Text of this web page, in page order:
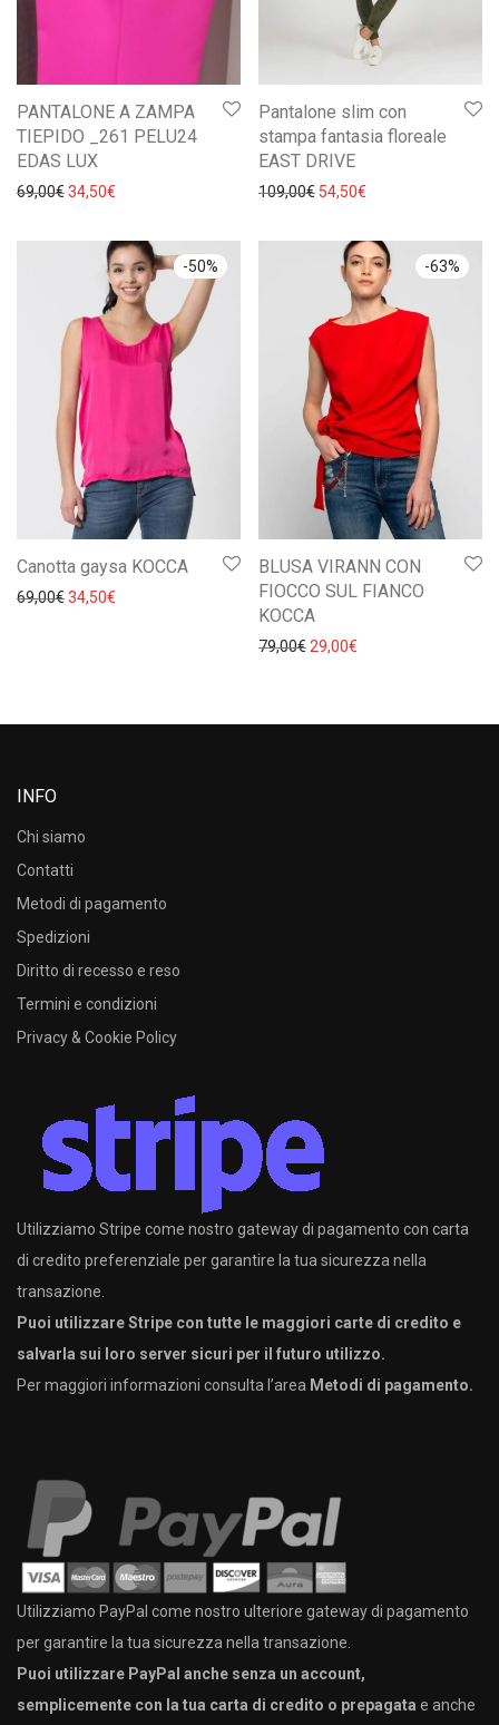
PANTALONE A ZAMPA
TIEPIDO _261 PELU24
EDAS LUX
69,00€Il prezzo originale era: 69,00€.
34,50€ Il prezzo attuale è: 34,50€.
Pantalone slim con
stampa fantasia floreale
EAST DRIVE
109,00€ Il prezzo originale era:
54,50€
-50%
Canotta gaysa KOCCA
69,00€Il prezzo originale era: 69,00€.
34,50€ Il prezzo attuale è: 34,50€.
-63%
BLUSA VIRANN CON
FIOCCO SUL FIANCO
KOCCA
79,00€ Il prezzo originale era:
29,00€
INFO
Chi siamo
Contatti
Metodi di pagamento
Spedizioni
Diritto di recesso e reso
Termini e condizioni
Privacy & Cookie Policy
Utilizziamo Stripe come nostro gateway di pagamento con carta
di credito preferenziale per garantire la tua sicurezza nella
transazione.
Puoi utilizzare Stripe con tutte le maggiori carte di credito e
salvarla sui loro server sicuri per il futuro utilizzo.
Per maggiori informazioni consulta l’area Metodi di pagamento.
Utilizziamo PayPal come nostro ulteriore gateway di pagamento
per garantire la tua sicurezza nella transazione.
Puoi utilizzare PayPal anche senza un account,
semplicemente con la tua carta di credito o prepagata e anche